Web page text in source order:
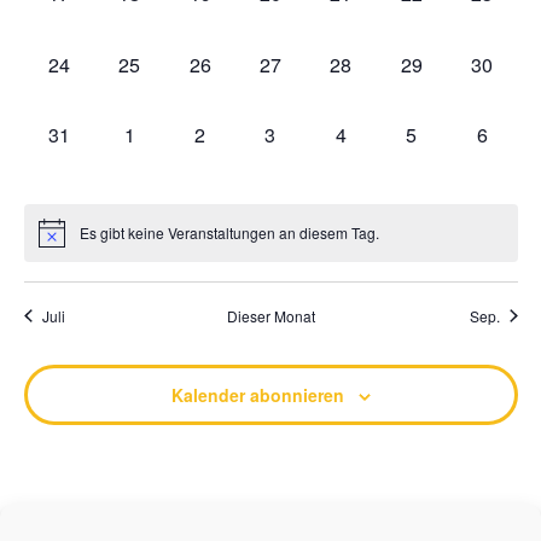
0 Veranstaltungen,
24 0 Veranstaltungen,
25 0 Veranstaltungen,
26 0 Veranstaltungen,
27 0 Veranstaltungen,
28 0
29 0
30
0 Veranstaltungen,
31 0 Veranstaltungen,
1 0 Veranstaltungen,
2 0 Veranstaltungen,
3 0 Veranstaltungen,
4 0
5 0
6
Es gibt keine Veranstaltungen an diesem Tag.
Juli Dieser Monat Sep.
Kalender abonnieren